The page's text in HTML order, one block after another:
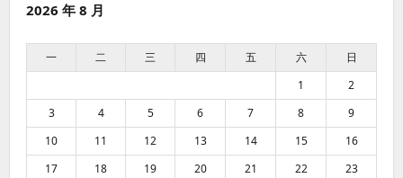
2026 年 8 月
一 二 三 四 五 六
日
1
2
3
4 5 6 7 8
9
10
11 12 13 14 15
16
17
18 19 20 21 22
23